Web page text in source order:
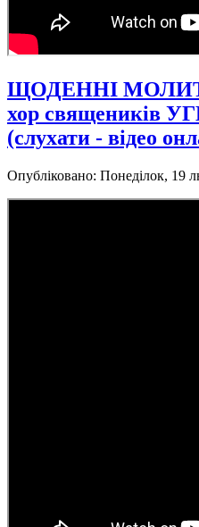
ЩОДЕННІ
хор священиків
(слухати - відео
Опубліковано: Понеділок, 19